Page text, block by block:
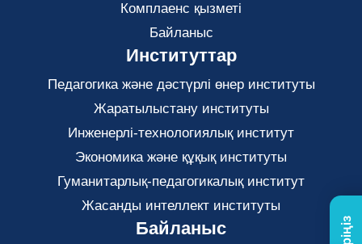
Комплаенс қызметі
Байланыс
Институттар
Педагогика және дәстүрлі өнер институты
Жаратылыстану институты
Инженерлі-технологиялық институт
Экономика және құқық институты
Гуманитарлық-педагогикалық институт
Жасанды интеллект институты
Байланыс